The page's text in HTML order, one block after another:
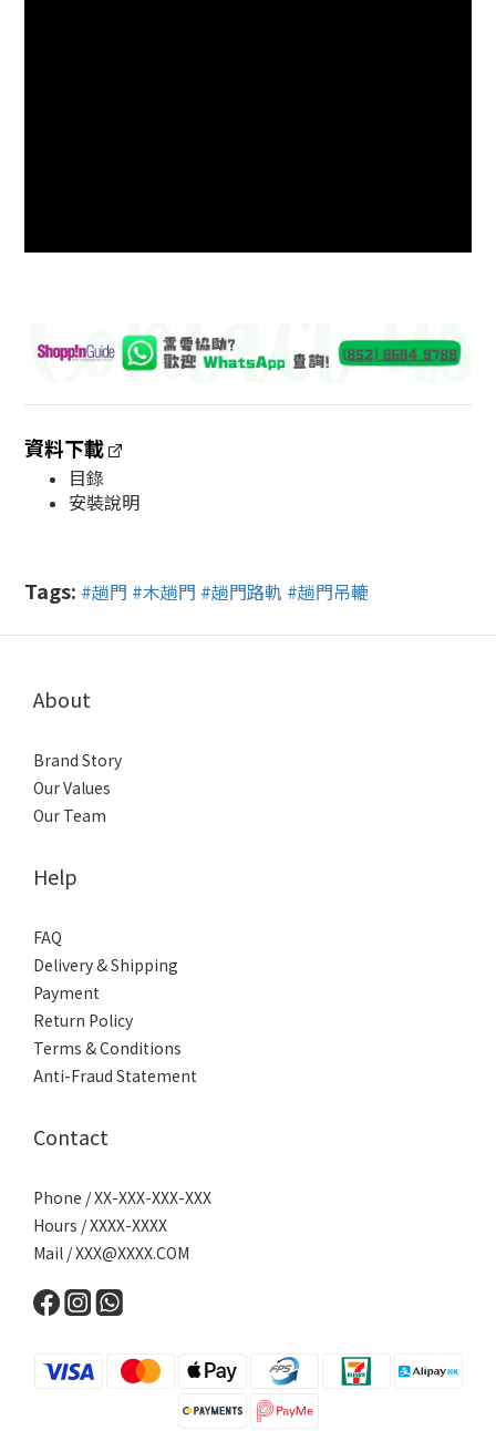
資料下載
目錄
安裝說明
Tags: #趟門 #木趟門 #趟門路軌 #趟門吊轆
About
Brand Story
Our Values
Our Team
Help
FAQ
Delivery & Shipping
Payment
Return Policy
Terms & Conditions
Anti-Fraud Statement
Contact
Phone / XX-XXX-XXX-XXX
Hours / XXXX-XXXX
Mail /XXX@XXXX.COM